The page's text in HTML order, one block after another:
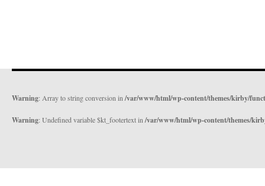
Warning: Array to string conversion in /var/www/html/wp-content/themes/kirby/
Warning: Undefined variable $kt_footertext in /var/www/html/wp-content/themes/